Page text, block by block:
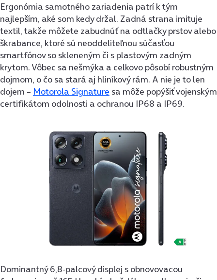
Ergonómia samotného zariadenia patrí k tým
najlepším, aké som kedy držal. Zadná strana imituje
textil, takže môžete zabudnúť na odtlačky prstov alebo
škrabance, ktoré sú neoddeliteľnou súčasťou
smartfónov so skleneným či s plastovým zadným
krytom. Vôbec sa nešmýka a celkovo pôsobí robustným
dojmom, o čo sa stará aj hliníkový rám. A nie je to len
dojem – Motorola Signature sa môže popýšiť vojenským
certifikátom odolnosti a ochranou IP68 a IP69.
Dominantný 6,8-palcový displej s obnovovacou